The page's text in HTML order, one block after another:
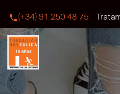
(+34) 91 250 48 75